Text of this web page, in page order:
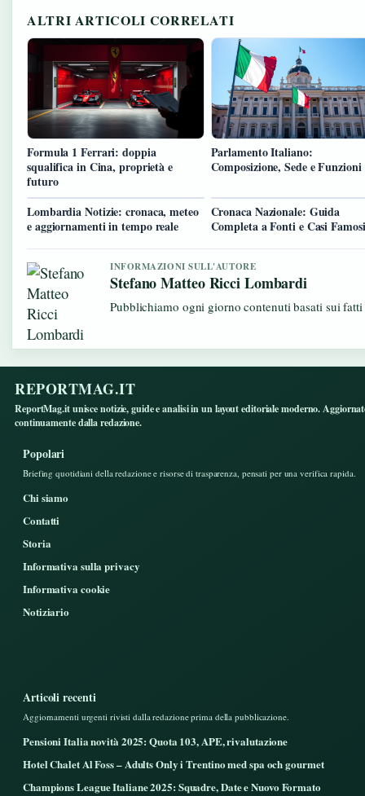
ALTRI ARTICOLI CORRELATI
Formula 1 Ferrari: doppia
squalifica in Cina, proprietà e
futuro
Parlamento Italiano:
Composizione, Sede e Funzioni
Lombardia Notizie: cronaca, meteo
e aggiornamenti in tempo reale
Cronaca Nazionale: Guida
Completa a Fonti e Casi Famosi
INFORMAZIONI SULL'AUTORE
Stefano Matteo Ricci Lombardi
Pubblichiamo ogni giorno contenuti basati sui
REPORTMAG.IT
ReportMag.it unisce notizie, guide e analisi in un layout editoriale moderno.
continuamente dalla redazione.
Popolari
Briefing quotidiani della redazione e risorse di trasparenza, pensati per una verifica rapida.
Chi siamo
Contatti
Storia
Informativa sulla privacy
Informativa cookie
Notiziario
Articoli recenti
Aggiornamenti urgenti rivisti dalla redazione prima della pubblicazione.
Pensioni Italia novità 2025: Quota 103, APE, rivalutazione
Hotel Chalet Al Foss – Adults Only i Trentino med spa och gourmet
Champions League Italiane 2025: Squadre, Date e Nuovo Formato